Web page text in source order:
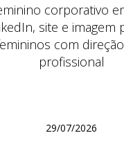
corporativo
site e imagem
com
profissional
29/07/2026